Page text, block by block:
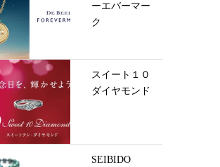
ーエバーマー
ク
スイート１０
ダイヤモンド
SEIBIDO